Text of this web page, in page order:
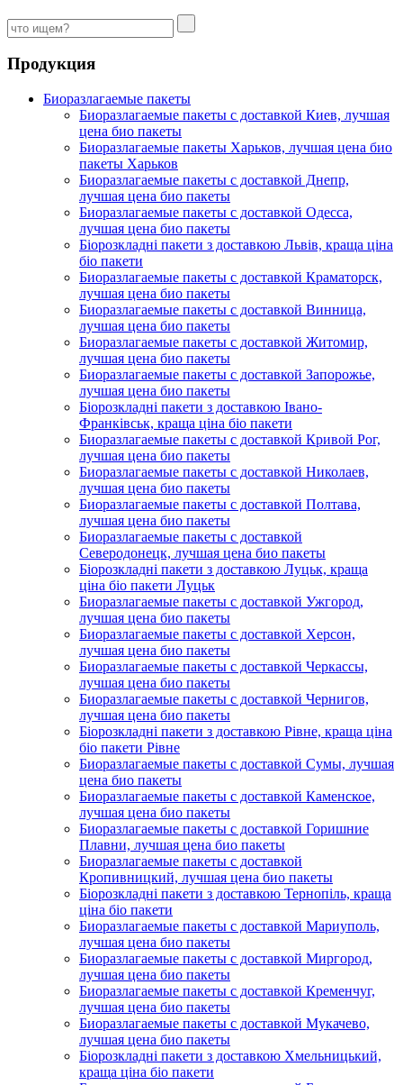
Продукция
Биоразлагаемые пакеты
Биоразлагаемые пакеты с доставкой Киев, лучшая
цена био пакеты
Биоразлагаемые пакеты Харьков, лучшая цена био
пакеты Харьков
Биоразлагаемые пакеты с доставкой Днепр,
лучшая цена био пакеты
Биоразлагаемые пакеты с доставкой Одесса,
лучшая цена био пакеты
Біорозкладні пакети з доставкою Львів, краща ціна
біо пакети
Биоразлагаемые пакеты с доставкой Краматорск,
лучшая цена био пакеты
Биоразлагаемые пакеты с доставкой Винница,
лучшая цена био пакеты
Биоразлагаемые пакеты с доставкой Житомир,
лучшая цена био пакеты
Биоразлагаемые пакеты с доставкой Запорожье,
лучшая цена био пакеты
Біорозкладні пакети з доставкою Івано-
Франківськ, краща ціна біо пакети
Биоразлагаемые пакеты с доставкой Кривой Рог,
лучшая цена био пакеты
Биоразлагаемые пакеты с доставкой Николаев,
лучшая цена био пакеты
Биоразлагаемые пакеты с доставкой Полтава,
лучшая цена био пакеты
Биоразлагаемые пакеты с доставкой
Северодонецк, лучшая цена био пакеты
Біорозкладні пакети з доставкою Луцьк, краща
ціна біо пакети Луцьк
Биоразлагаемые пакеты с доставкой Ужгород,
лучшая цена био пакеты
Биоразлагаемые пакеты с доставкой Херсон,
лучшая цена био пакеты
Биоразлагаемые пакеты с доставкой Черкассы,
лучшая цена био пакеты
Биоразлагаемые пакеты с доставкой Чернигов,
лучшая цена био пакеты
Біорозкладні пакети з доставкою Рівне, краща ціна
біо пакети Рівне
Биоразлагаемые пакеты с доставкой Сумы, лучшая
цена био пакеты
Биоразлагаемые пакеты с доставкой Каменское,
лучшая цена био пакеты
Биоразлагаемые пакеты с доставкой Горишние
Плавни, лучшая цена био пакеты
Биоразлагаемые пакеты с доставкой
Кропивницкий, лучшая цена био пакеты
Біорозкладні пакети з доставкою Тернопіль, краща
ціна біо пакети
Биоразлагаемые пакеты с доставкой Мариуполь,
лучшая цена био пакеты
Биоразлагаемые пакеты с доставкой Миргород,
лучшая цена био пакеты
Биоразлагаемые пакеты с доставкой Кременчуг,
лучшая цена био пакеты
Биоразлагаемые пакеты с доставкой Мукачево,
лучшая цена био пакеты
Біорозкладні пакети з доставкою Хмельницький,
краща ціна біо пакети